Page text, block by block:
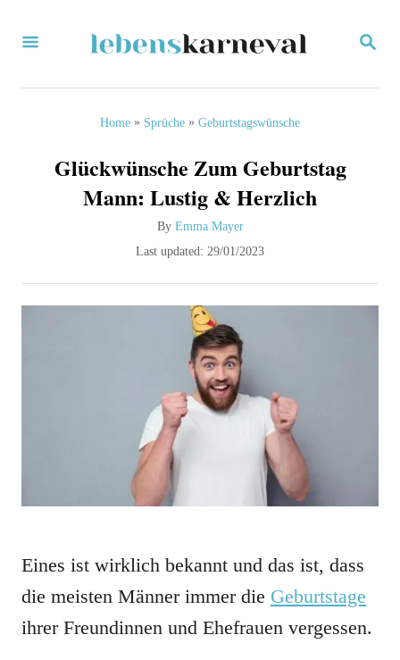
S
Home » Sprüche » Geburtstagswünsche
Glückwünsche Zum Geburtstag
Mann: Lustig & Herzlich
By A
u
h
o
Emma Mayer
PLast updated: 29/01/2023
Eines ist wirklich bekannt und das ist, dass
die meisten Männer immer die Geburtstage
ihrer Freundinnen und Ehefrauen vergessen.